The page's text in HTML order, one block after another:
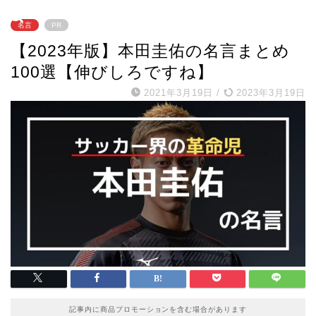
名言 PR
【2023年版】本田圭佑の名言まとめ
100選【伸びしろですね】
2021年3月19日 / 2023年3月19日
記事内に商品プロモーションを含む場合があります